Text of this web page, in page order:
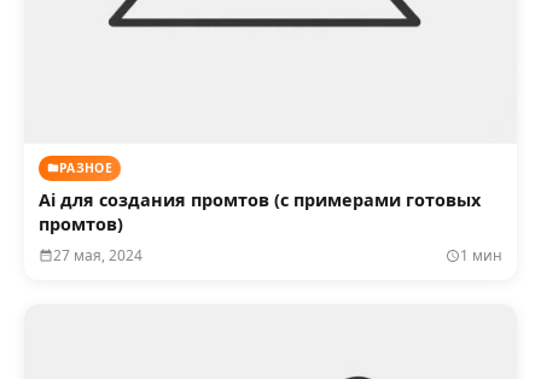
РАЗНОЕ
Ai для создания промтов (с примерами готовых
промтов)
27 мая, 2024 1 мин